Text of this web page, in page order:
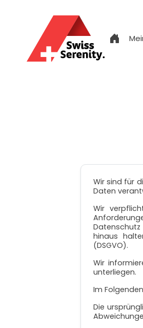
Wir sind für
Daten
Wir
hinaus
(DSGVO).
Wir
unterliegen.
Im
Die